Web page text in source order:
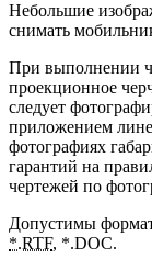
Небольшие
снимать
При выполнении
проекционное
следует
приложением
фотографиях
гарантий на
чертежей по
Допустимы
*.RTF, *.DOC.